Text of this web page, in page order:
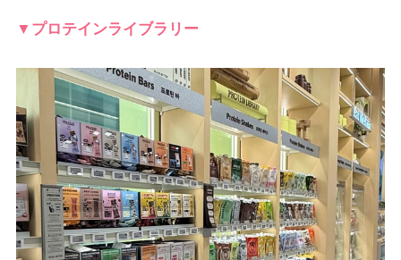
▼プロテインライブラリー